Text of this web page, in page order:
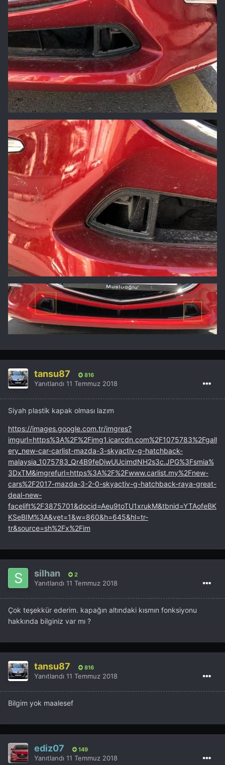
tansu87 816
Yanıtlandı 11 Temmuz 2018
Siyah plastik kapak olması lazım
https://images.google.com.tr/imgres?
imgurl=https%3A%2F%2Fimg1.icarcdn.com%2F1075783%2Fgall
ery_new-car-carlist-mazda-3-skyactiv-g-hatchback-
malaysia_1075783_Qr4B9feDiwUUcimdNH2s3c.JPG%3Fsmia%
3DxTM&imgrefurl=https%3A%2F%2Fwww.carlist.my%2Fnew-
cars%2F2017-mazda-3-2-0-skyactiv-g-hatchback-raya-great-
deal-new-
facelift%2F3875701&docid=Aeu9toTU1xrukM&tbnid=YTAofeBK
KSeBIM%3A&vet=1&w=860&h=645&hl=tr-
tr&source=sh%2Fx%2Fim
silhan 2
Yanıtlandı 11 Temmuz 2018
Çok teşekkür ederim. kapağın altındaki kısmın fonksiyonu
hakkında bilginiz var mı ?
tansu87 816
Yanıtlandı 11 Temmuz 2018
Bilgim yok maalesef
ediz07 149
Yanıtlandı 11 Temmuz 2018